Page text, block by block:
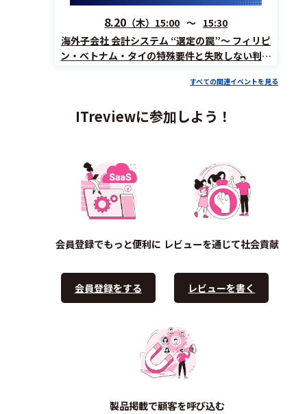
8.20 （木） 15:00
15:30
海外子会社 会計システム “選定の罠”〜 フィリピ
ン・ベトナム・タイの特殊要件と失敗しない判断
すべての関連イベントを見る
ITreviewに参加しよう！
会員登録でもっと便利に
会員登録をする
レビューを通じて社会貢献
レビューを書く
製品掲載で顧客を呼び込む